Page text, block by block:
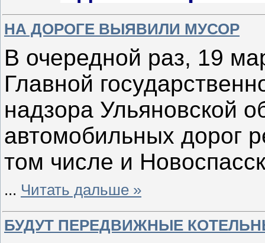
НА ДОРОГЕ ВЫЯВИЛИ МУСОР
В очередной раз, 19
Главной
надзора Ульяновской
автомобильных дорог
том числе и
... Читать дальше »
БУДУТ ПЕРЕДВИЖНЫЕ